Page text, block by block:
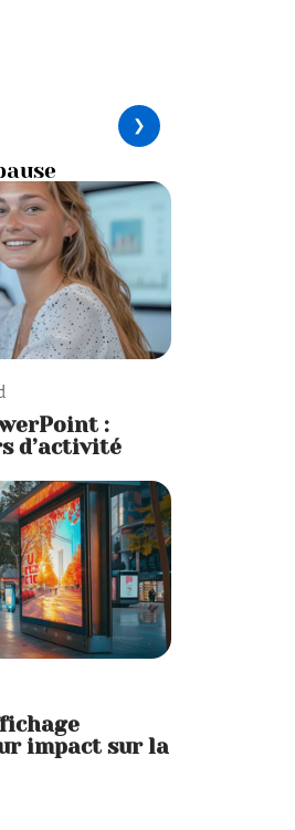
:
d’activité
impact sur la